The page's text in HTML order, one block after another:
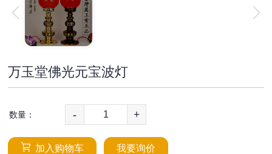
万玉堂佛光元宝波灯
数量： - +
加入购物车 我要询价